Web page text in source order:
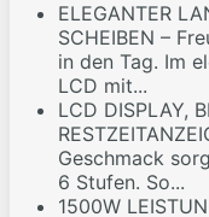
ELEGANTER
SCHEIBEN –
in den Tag. Im
LCD mit...
LCD DISPLAY,
Geschmack
6 Stufen. So...
1500W